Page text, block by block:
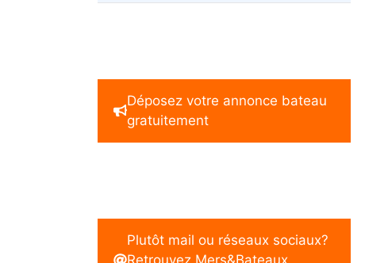
Déposez votre annonce bateau
gratuitement
Plutôt mail ou réseaux sociaux?
Retrouvez Mers&Bateaux